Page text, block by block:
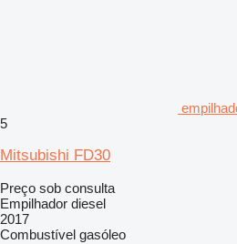
5
Mitsubishi FD30
Preço sob consulta
Empilhador diesel
2017
Combustível gasóleo